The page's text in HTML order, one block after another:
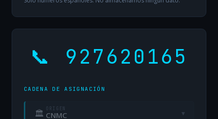
📞 927620165
CADENA DE ASIGNACIÓN
🏛 ORIGEN
CNMC ▾